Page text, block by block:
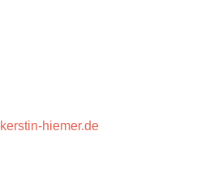
hiemer.de